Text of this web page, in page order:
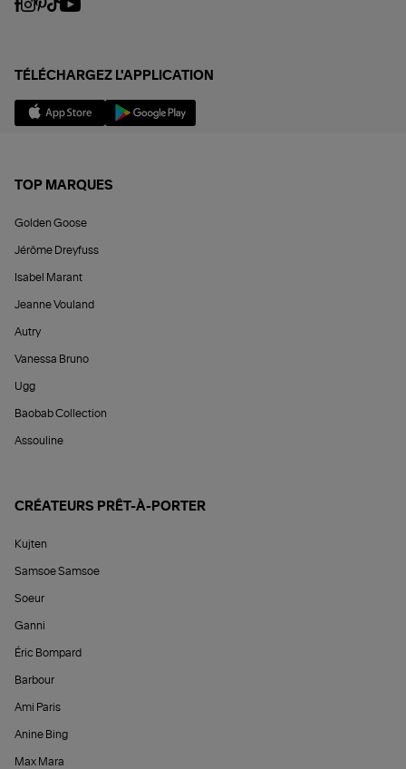
TÉLÉCHARGEZ L'APPLICATION
TOP MARQUES
Golden Goose
Jérôme Dreyfuss
Isabel Marant
Jeanne Vouland
Autry
Vanessa Bruno
Ugg
Baobab Collection
Assouline
CRÉATEURS PRÊT-À-PORTER
Kujten
Samsoe Samsoe
Soeur
Ganni
Éric Bompard
Barbour
Ami Paris
Anine Bing
Max Mara